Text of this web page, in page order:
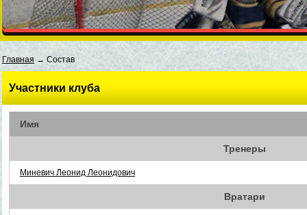
Главная → Состав
Участники клуба
Имя
Тренеры
Миневич Леонид Леонидович
Вратари